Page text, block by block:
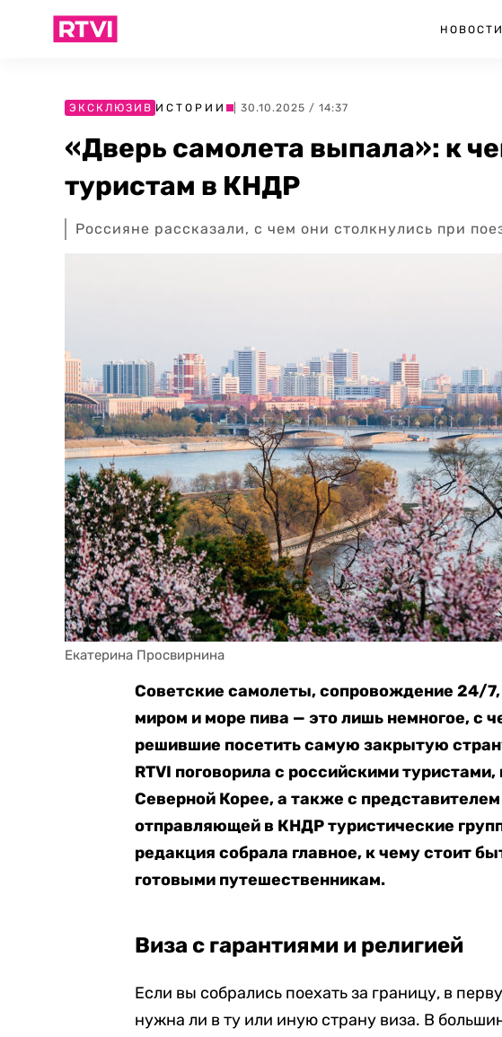
НОВОСТИ
ЭКСКЛЮЗИВ ИСТОРИИ | 30.10.2025 / 14:37
«Дверь самолета выпала»: к
туристам в КНДР
Россияне рассказали, с чем они столкнулись при
Екатерина Просвирнина
Советские самолеты, сопровождение 24/
миром и море пива — это лишь немногое, с
решившие посетить самую закрытую
RTVI поговорила с российскими
Северной Корее, а также с
отправляющей в КНДР туристические
редакция собрала главное, к чему стоит
готовыми путешественникам.
Виза с гарантиями и религией
Если вы собрались поехать за границу, в
нужна ли в ту или иную страну виза. В